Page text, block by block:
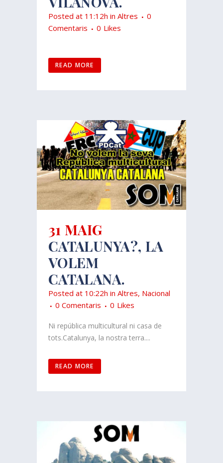
Posted at 11:12h in Altres
0
Comentaris
0 Likes
READ MORE
31 MAIG
CATALUNYA?, LA
VOLEM
CATALANA.
Posted at 10:22h in Altres, Nacional
0 Comentaris
0 Likes
Ni república multicultural ni casa de
tots.Catalunya, la nostra terra....
READ MORE